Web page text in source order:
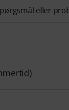
eller